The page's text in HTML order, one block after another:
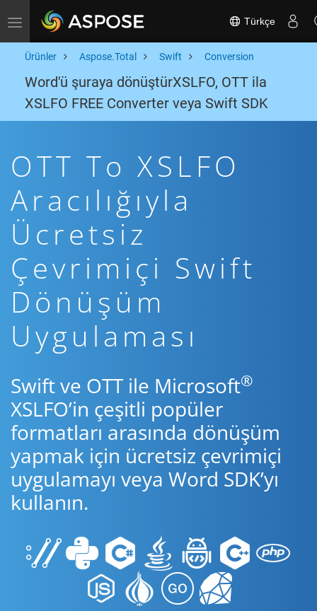
Toggle navigation Türkçe
Ürünler Aspose.Total Swift Conversion
Word'ü şuraya dönüştürXSLFO, OTT ila
XSLFO FREE Converter veya Swift SDK
OTT To XSLFO
Aracılığıyla
Ücretsiz
Çevrimiçi Swift
Dönüşüm
Uygulaması
Swift ve OTT ile Microsoft®
XSLFO’in çeşitli popüler
formatları arasında dönüşüm
yapmak için ücretsiz çevrimiçi
uygulamayı veya Word SDK’yı
kullanın.